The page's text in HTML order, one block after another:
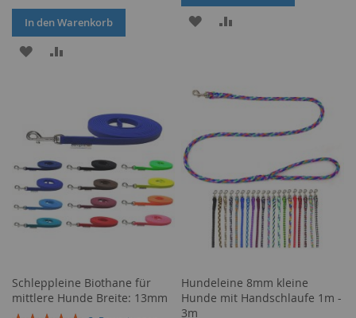
In den Warenkorb
ZUR
ZUR
Schleppleine Biothane für
mittlere Hunde Breite: 13mm
Hundeleine 8mm kleine
Hunde mit Handschlaufe 1m -
3m